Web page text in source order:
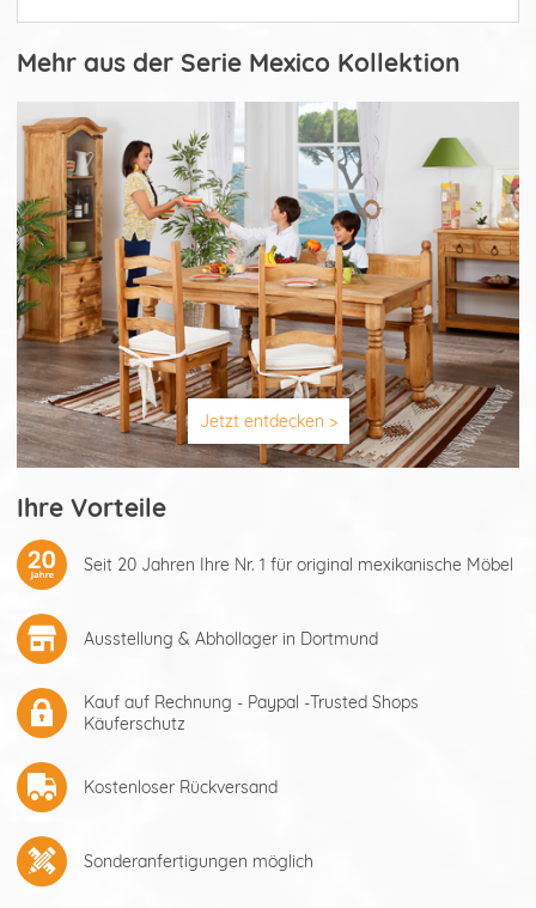
Mehr aus der Serie Mexico Kollektion
Jetzt entdecken >
Ihre Vorteile
Seit 20 Jahren Ihre Nr. 1 für original mexikanische Möbel
Ausstellung & Abhollager in Dortmund
Kauf auf Rechnung - Paypal -Trusted Shops
Käuferschutz
Kostenloser Rückversand
Sonderanfertigungen möglich